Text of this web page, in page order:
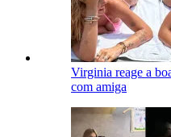
Virginia reage a
com amiga